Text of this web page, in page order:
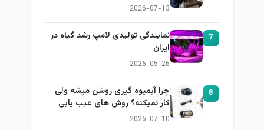
2026-07-13
7
نمایندگی تولیدی لامپ رشد گیاه در
ایران
2026-05-26
8
چرا آبمیوه گیری روشن میشه ولی
کار نمیکنه؟ روش های عیب یابی
2026-07-10